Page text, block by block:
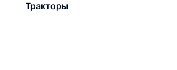
Тракторы